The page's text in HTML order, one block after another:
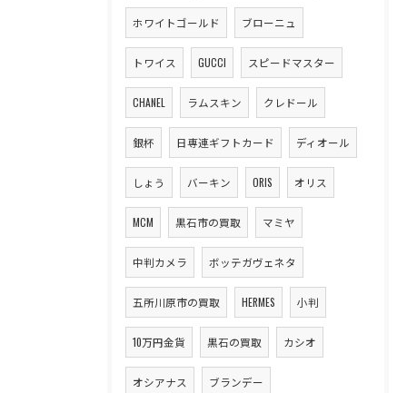
ホワイトゴールド ブローニュ
トワイス GUCCI スピードマスター
CHANEL ラムスキン クレドール
銀杯 日専連ギフトカード ディオール
しょう バーキン ORIS オリス
MCM 黒石市の買取 マミヤ
中判カメラ ボッテガヴェネタ
五所川原市の買取 HERMES 小判
10万円金貨 黒石の買取 カシオ
オシアナス ブランデー